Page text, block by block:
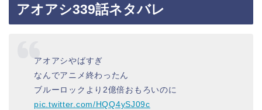
アオアシ339話ネタバレ
アオアシやばすぎ
なんでアニメ終わったん
ブルーロックより2億倍おもろいのに
pic.twitter.com/HQQ4ySJ09c